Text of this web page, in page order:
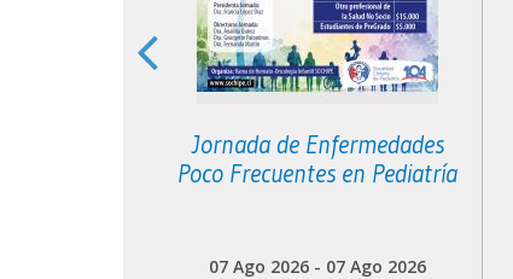
Jornada de Enfermedades
Poco Frecuentes en Pediatría
07 Ago 2026 - 07 Ago 2026